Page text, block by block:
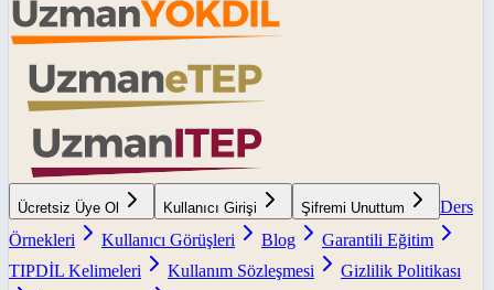
Ücretsiz Üye Ol Kullanıcı Girişi Şifremi Unuttum
Ders
Örnekleri
Kullanıcı Görüşleri Blog
Garantili Eğitim
TIPDİL Kelimeleri
Kullanım Sözleşmesi
Gizlilik Politikası